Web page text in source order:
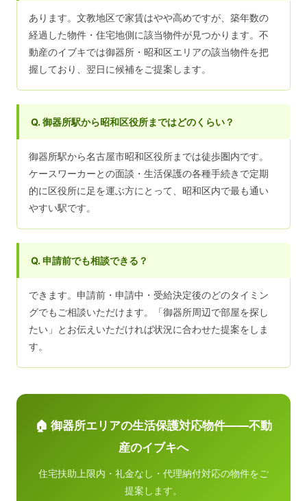
あります。文教地区で家賃はやや高めですが、築年数の
経過した物件・住宅地側に該当物件が見つかります。不
動産のイブキでは御器所・昭和区エリアの該当物件を把
握しており、翌日に候補をご提案します。
Q. 御器所駅から昭和区役所まではどのくらい？
御器所駅から名古屋市昭和区役所までは徒歩圏内です。
ケースワーカーとの面談・生活保護の各種手続きで定期
的に区役所に足を運ぶ方にとって、昭和区内で最も通い
やすい駅です。
Q. 申請前でも相談できる？
できます。申請前・申請中・受給決定後のどのタイミン
グでもご相談いただけます。「御器所周辺で部屋を探し
たい」とお伝えいただければ状況に合わせた提案をしま
す。
🏠 御器所エリアの生活保護対応物件——不動
産のイブキへ
住宅扶助上限内・礼金なし・代理納付対応の物件をご
提案します。